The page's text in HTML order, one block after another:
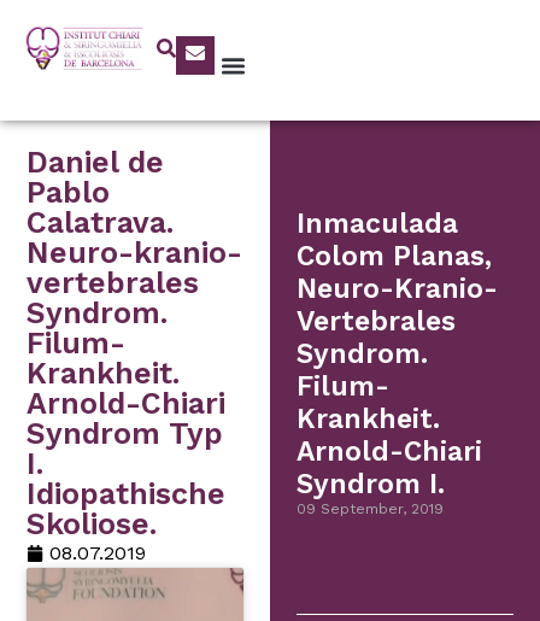
Daniel de
Pablo
Calatrava.
Neuro-kranio-
vertebrales
Syndrom.
Filum-
Krankheit.
Arnold-Chiari
Syndrom Typ
I.
Idiopathische
Skoliose.
08.07.2019
Inmaculada
Colom Planas,
Neuro-Kranio-
Vertebrales
Syndrom.
Filum-
Krankheit.
Arnold-Chiari
Syndrom I.
09 September, 2019